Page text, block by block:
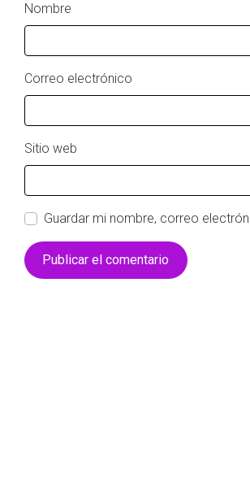
Nombre
Correo electrónico
Sitio web
Guardar mi nombre, correo